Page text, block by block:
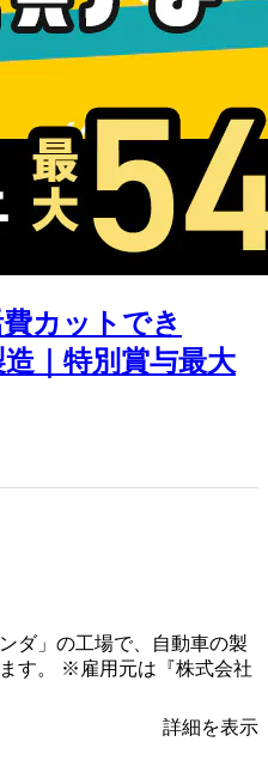
カットでき
｜特別賞与最大
ダ」の工場で、自動車の製
す。 ※雇用元は『株式会社
詳細を表示